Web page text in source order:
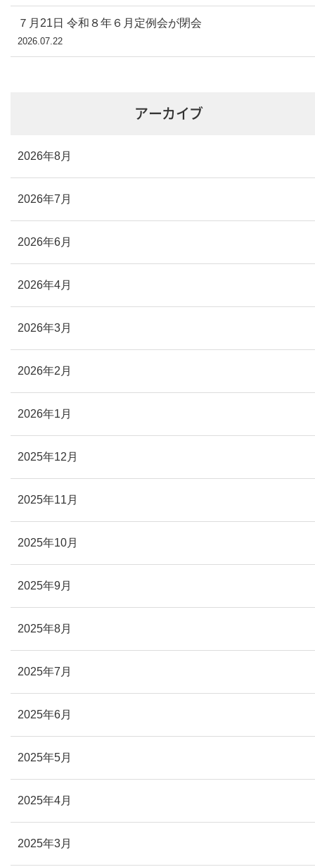
７月21日 令和８年６月定例会が閉会
2026.07.22
アーカイブ
2026年8月
2026年7月
2026年6月
2026年4月
2026年3月
2026年2月
2026年1月
2025年12月
2025年11月
2025年10月
2025年9月
2025年8月
2025年7月
2025年6月
2025年5月
2025年4月
2025年3月